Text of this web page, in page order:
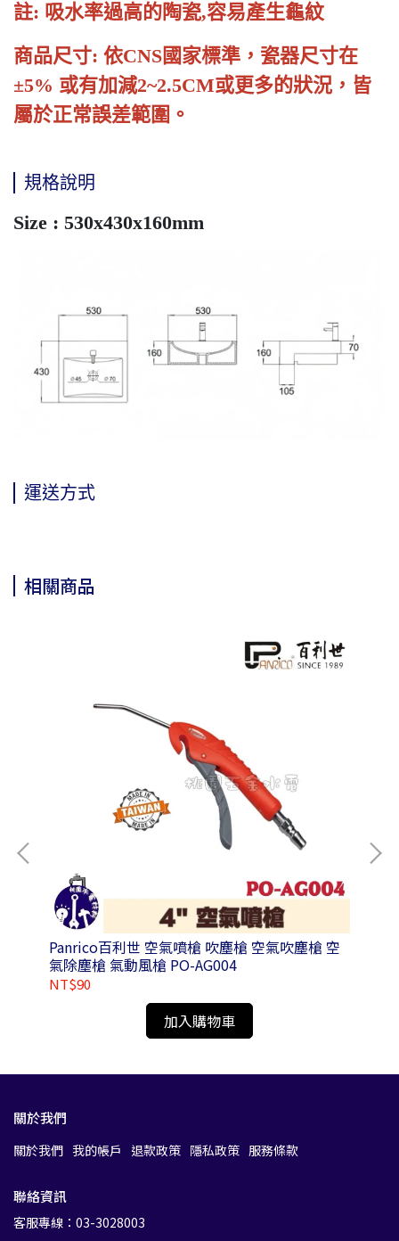
註: 吸水率過高的陶瓷,容易產生龜紋
商品尺寸: 依CNS國家標準，瓷器尺寸在
±5% 或有加減2~2.5CM或更多的狀況，皆
屬於正常誤差範圍。
規格說明
Size : 530x430x160mm
運送方式
相關商品
Panrico百利世 空氣噴槍 吹塵槍 空氣吹塵槍 空
氣除塵槍 氣動風槍 PO-AG004
NT$90
加入購物車
關於我們
關於我們 我的帳戶 退款政策 隱私政策 服務條款
聯絡資訊
客服專線：03-3028003